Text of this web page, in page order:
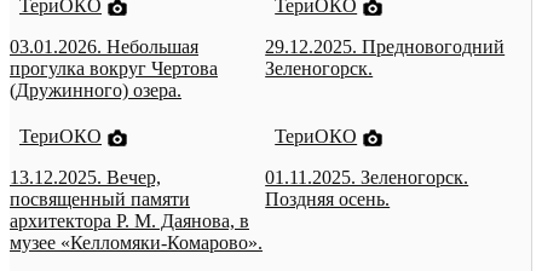
ТериОКО
03.01.2026. Небольшая
прогулка вокруг Чертова
(Дружинного) озера.
ТериОКО
29.12.2025. Предновогодний
Зеленогорск.
ТериОКО
13.12.2025. Вечер,
посвященный памяти
архитектора Р. М. Даянова, в
музее «Келломяки-Комарово».
ТериОКО
01.11.2025. Зеленогорск.
Поздняя осень.